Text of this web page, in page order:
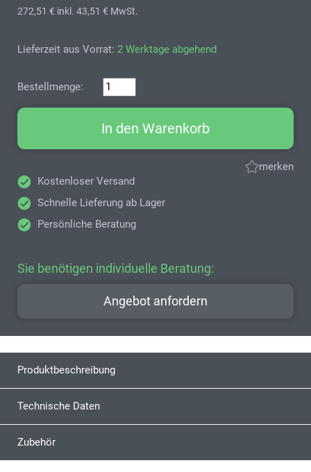
272,51 € inkl. 43,51 € MwSt.
Lieferzeit aus Vorrat: 2 Werktage abgehend
Bestellmenge:
In den Warenkorb
merken
Kostenloser Versand
Schnelle Lieferung ab Lager
Persönliche Beratung
Sie benötigen individuelle Beratung:
Angebot anfordern
Produktbeschreibung
Technische Daten
Zubehör